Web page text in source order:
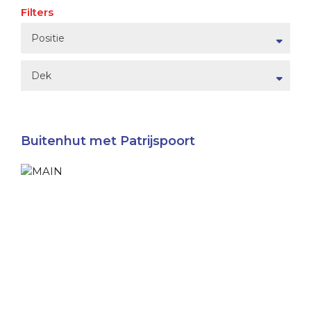
Filters
Positie
Dek
Buitenhut met Patrijspoort